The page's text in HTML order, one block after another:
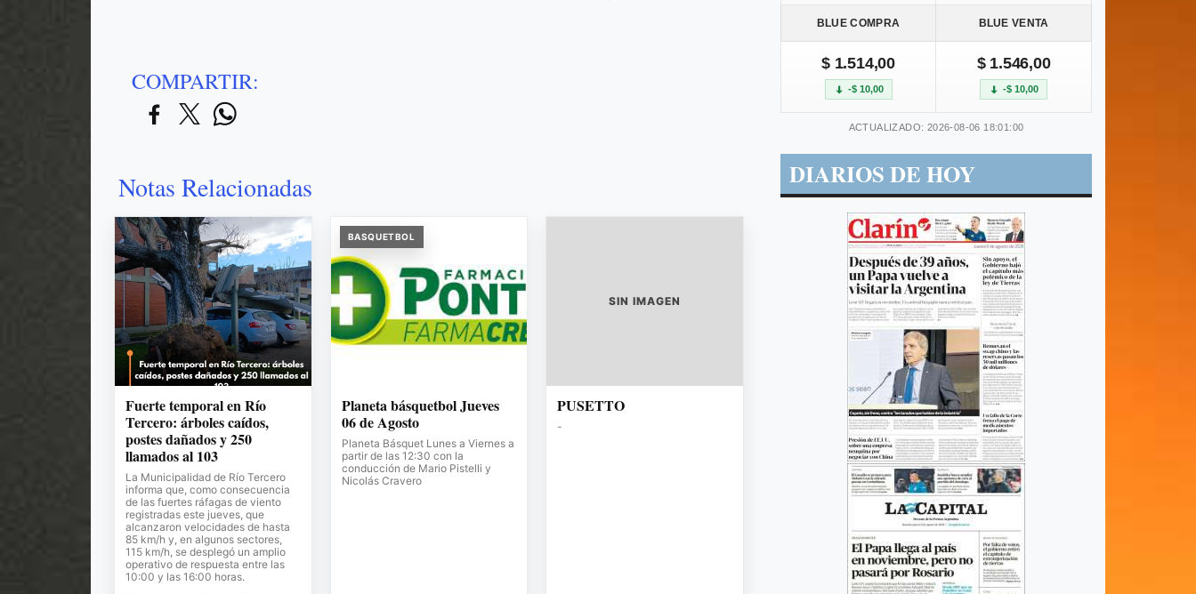
COMPARTIR:
Notas Relacionadas
Fuerte temporal en Río
Tercero: árboles caídos,
postes dañados y 250
llamados al 103
La Municipalidad de Río Tercero
informa que, como consecuencia
de las fuertes ráfagas de viento
registradas este jueves, que
alcanzaron velocidades de hasta
85 km/h y, en algunos sectores,
115 km/h, se desplegó un amplio
operativo de respuesta entre las
10:00 y las 16:00 horas.
BASQUETBOL
Planeta básquetbol Jueves
06 de Agosto
Planeta Básquet Lunes a Viernes a
partir de las 12:30 con la
conducción de Mario Pistelli y
Nicolás Cravero
SIN IMAGEN
PUSETTO
-
BLUE COMPRA BLUE VENTA
$ 1.514,00
-$ 10,00
$ 1.546,00
-$ 10,00
ACTUALIZADO: 2026-08-06 18:01:00
DIARIOS DE HOY